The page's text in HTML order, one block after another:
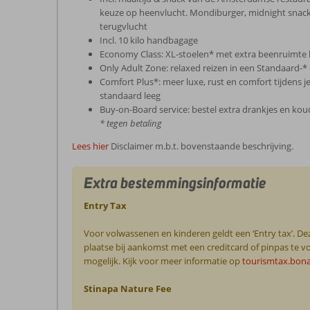
keuze op heenvlucht. Mondiburger, midnight
terugvlucht
Incl. 10 kilo handbagage
Economy Class: XL-stoelen* met extra beenruimte
Only Adult Zone: relaxed reizen in een Standaard-
Comfort Plus*: meer luxe, rust en comfort tijdens
standaard leeg
Buy-on-Board service: bestel extra drankjes en
* tegen betaling
Lees hier Disclaimer m.b.t. bovenstaande beschrijving.
Extra bestemmingsinformatie
Entry Tax
Voor volwassenen en kinderen geldt een ‘Entry tax’.
plaatse bij aankomst met een creditcard of pinpas te
mogelijk. Kijk voor meer informatie op
Stinapa Nature Fee